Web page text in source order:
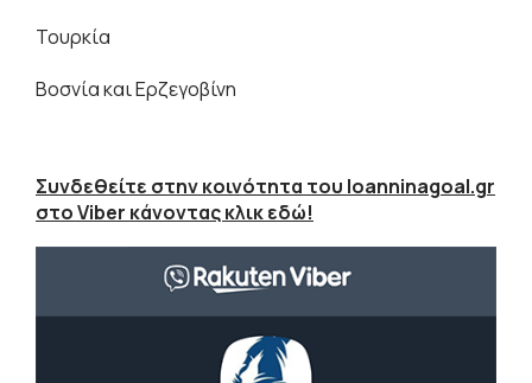
Τουρκία
Βοσνία και Ερζεγοβίνη
Συνδεθείτε στην κοινότητα του Ioanninagoal.gr
στο Viber κάνοντας κλικ εδώ!